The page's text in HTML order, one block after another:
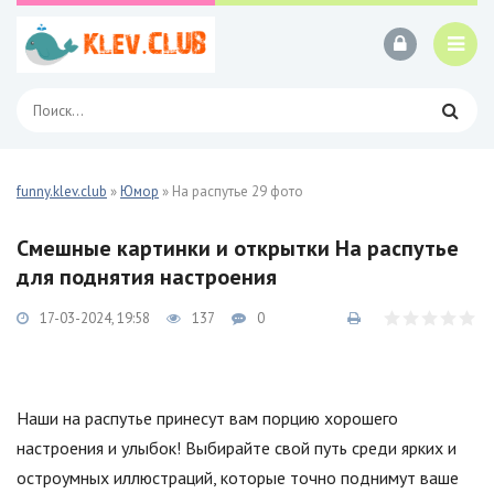
funny.klev.club »Юмор » На распутье 29 фото
Смешные картинки и открытки На распутье
для поднятия настроения
17-03-2024, 19:58 137 0
Наши на распутье принесут вам порцию хорошего
настроения и улыбок! Выбирайте свой путь среди ярких и
остроумных иллюстраций, которые точно поднимут ваше